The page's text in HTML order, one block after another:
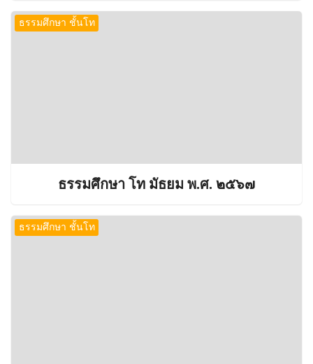
ธรรมศึกษา ชั้นโท
ธรรมศึกษา โท มัธยม พ.ศ. ๒๕๖๗
ธรรมศึกษา ชั้นโท